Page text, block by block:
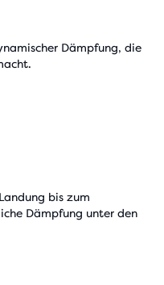
Dämpfung, die
bis zum
Dämpfung unter den